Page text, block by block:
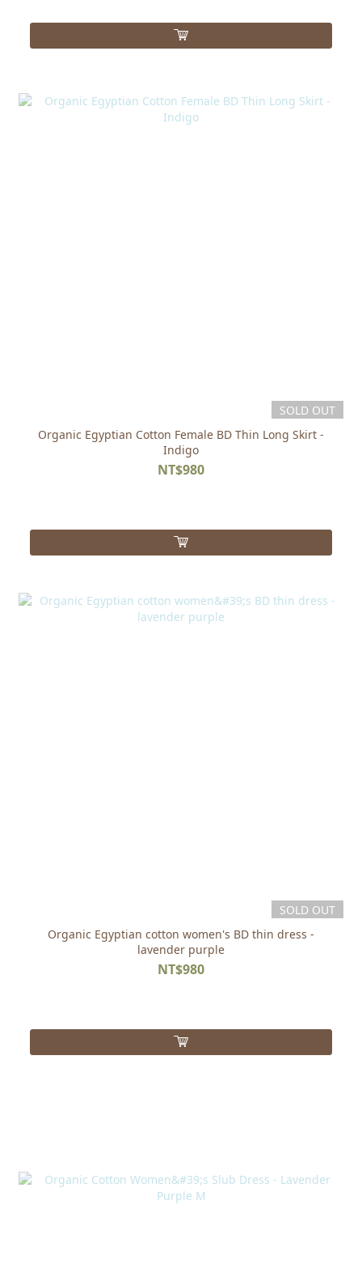
SOLD OUT
Organic Egyptian Cotton Female BD Thin Long Skirt -
Indigo
NT$980
SOLD OUT
Organic Egyptian cotton women's BD thin dress -
lavender purple
NT$980